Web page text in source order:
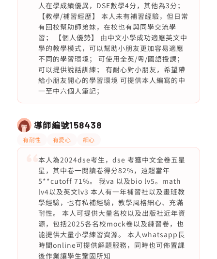
人在學成績優異，DSE數學4分，其他為3分；
【教學/補習經歷】 本人未有補習經驗，但日常
有回校幫助師弟妹，在校也有與同學交流學
習； 【個人優勢】 由中文小學成功適應英文中
學的教學模式，可以幫助小朋友更加容易適應
不同的學習環境； 可使用全英/粵/國語授課；
可以提供說話訓練； 有耐心對小朋友，希望帶
給小朋友開心的學習環境 可提供本人編寫的中
一至中六個人筆記；
導師編號158438
有耐性 有愛心 細心
本人為2024dse考生，dse 考獲中文全卷五星
星，其中卷一閱讀卷得分82%，遠超當年
5**cutoff 71%。 我va 以及bio lv5。math
lv4以及英文lv3 本人有一年補習社以及畫班教
學經驗，也有私補經驗，教學風格細心、充滿
耐性。 本人可提供大量名校以及出版社近年資
源，包括2025各名校mock卷以及練習卷，也
能提供大量小學練習資源。 本人whatsapp長
時間online可提供解題服務，同時也可佈置課
後作業讓學生鞏固所知